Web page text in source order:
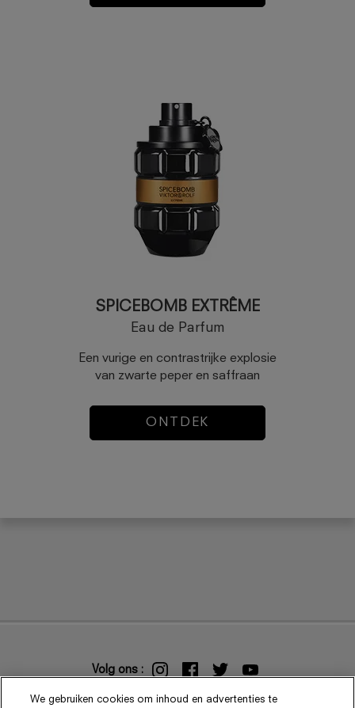
SPICEBOMB EXTRÊME
Eau de Parfum
Een vurige en contrastrijke explosie
van zwarte peper en saffraan
ONTDEK
Volg ons :
We gebruiken cookies om inhoud en advertenties te